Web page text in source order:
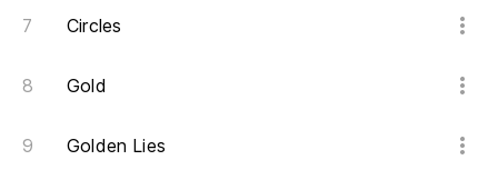
Circles
Gold
Golden Lies